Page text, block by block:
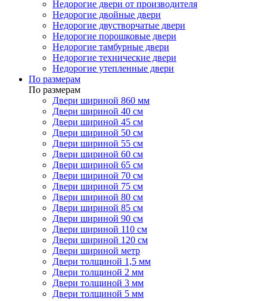
Недорогие двери от производителя
Недорогие двойные двери
Недорогие двустворчатые двери
Недорогие порошковые двери
Недорогие тамбурные двери
Недорогие технические двери
Недорогие утепленные двери
По размерам
По размерам
Двери шириной 860 мм
Двери шириной 40 см
Двери шириной 45 см
Двери шириной 50 см
Двери шириной 55 см
Двери шириной 60 см
Двери шириной 65 см
Двери шириной 70 см
Двери шириной 75 см
Двери шириной 80 см
Двери шириной 85 см
Двери шириной 90 см
Двери шириной 110 см
Двери шириной 120 см
Двери шириной метр
Двери толщиной 1,5 мм
Двери толщиной 2 мм
Двери толщиной 3 мм
Двери толщиной 5 мм